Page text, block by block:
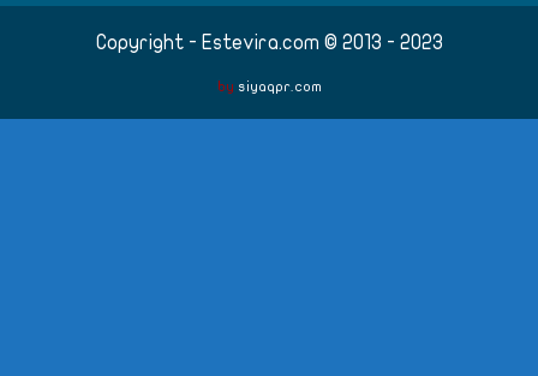
Copyright - Estevira.com © 2013 - 2023
bysiyaqpr.com